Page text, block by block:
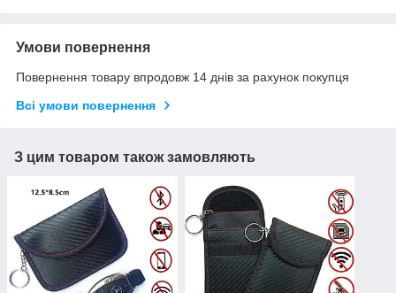
Умови повернення
Повернення товару впродовж 14 днів за рахунок покупця
Всі умови повернення
З цим товаром також замовляють